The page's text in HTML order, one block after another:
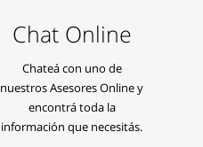
Chat Online
Chateá con uno de
nuestros Asesores Online y
encontrá toda la
información que necesitás.